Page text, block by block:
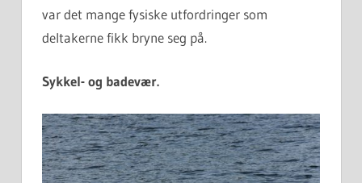
var det mange fysiske utfordringer som
deltakerne fikk bryne seg på.
Sykkel- og badevær.